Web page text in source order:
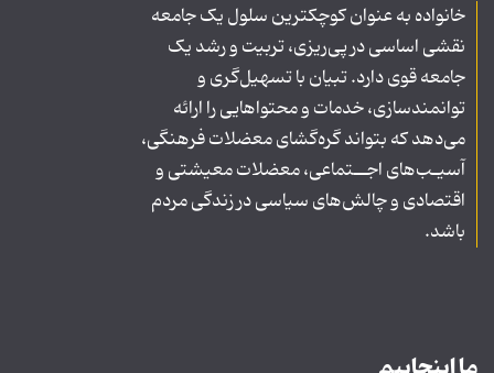
خانواده به عنوان کوچکترین سلول یک جامعه
نقشی اساسی در پی‌ریزی، تربیت و رشد یک
جامعه قوی دارد. تبیان با تسهیل‌گری و
توانمندسازی، خدمات و محتواهایی را ارائه
می‌دهد که بتواند گره‌گشای معضلات فرهنگی،
آسیـب‌های اجــتماعی، معضلات معیشتی و
اقتصادی و چالش‌های سیاسی در زندگی مردم
باشد.